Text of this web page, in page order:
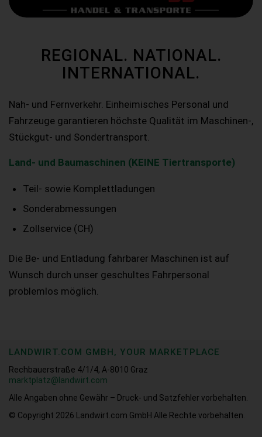
REGIONAL. NATIONAL.
INTERNATIONAL.
Nah- und Fernverkehr. Einheimisches Personal und
Fahrzeuge garantieren höchste Qualität im Maschinen-,
Stückgut- und Sondertransport.
Land- und Baumaschinen (KEINE Tiertransporte)
Teil- sowie Komplettladungen
Sonderabmessungen
Zollservice (CH)
Die Be- und Entladung fahrbarer Maschinen ist auf
Wunsch durch unser geschultes Fahrpersonal
problemlos möglich.
LANDWIRT.COM GMBH, YOUR MARKETPLACE
Rechbauerstraße 4/1/4, A-8010 Graz
marktplatz@landwirt.com
Alle Angaben ohne Gewähr – Druck- und Satzfehler vorbehalten.
© Copyright 2026
Landwirt.com GmbH Alle Rechte vorbehalten.